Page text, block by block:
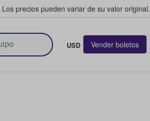
Los precios pueden variar de su valor original.
USD Vender boletos